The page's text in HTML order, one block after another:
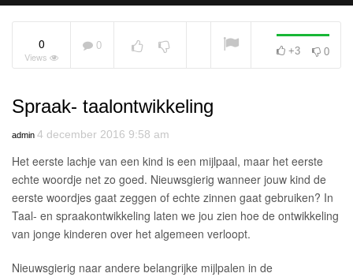
0
Views
0 +3 0
Spraak- taalontwikkeling
admin 4 december 2016 9:58 am
Het eerste lachje van een kind is een mijlpaal, maar het eerste
echte woordje net zo goed. Nieuwsgierig wanneer jouw kind de
eerste woordjes gaat zeggen of echte zinnen gaat gebruiken? In
Taal- en spraakontwikkeling laten we jou zien hoe de ontwikkeling
van jonge kinderen over het algemeen verloopt.
Nieuwsgierig naar andere belangrijke mijlpalen in de